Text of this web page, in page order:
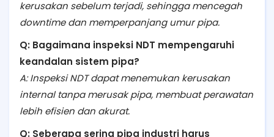
kerusakan sebelum terjadi, sehingga mencegah
downtime dan memperpanjang umur pipa.
Q: Bagaimana inspeksi NDT mempengaruhi
keandalan sistem pipa?
A: Inspeksi NDT dapat menemukan kerusakan
internal tanpa merusak pipa, membuat perawatan
lebih efisien dan akurat.
Q: Seberapa sering pipa industri harus